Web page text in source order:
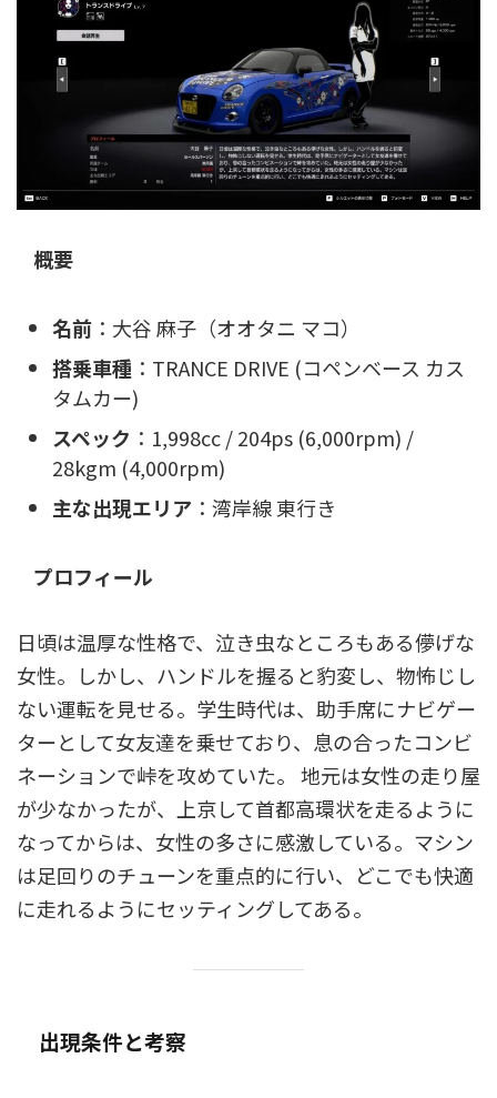
概要
名前 ：大谷 麻子（オオタニ マコ）
搭乗車種 ：TRANCE DRIVE (コペンベース カス
タムカー)
スペック ：1,998cc / 204ps (6,000rpm) /
28kgm (4,000rpm)
主な出現エリア ：湾岸線 東行き
プロフィール
日頃は温厚な性格で、泣き虫なところもある儚げな
女性。しかし、ハンドルを握ると豹変し、物怖じし
ない運転を見せる。学生時代は、助手席にナビゲー
ターとして女友達を乗せており、息の合ったコンビ
ネーションで峠を攻めていた。 地元は女性の走り屋
が少なかったが、上京して首都高環状を走るように
なってからは、女性の多さに感激している。マシン
は足回りのチューンを重点的に行い、どこでも快適
に走れるようにセッティングしてある。
出現条件と考察